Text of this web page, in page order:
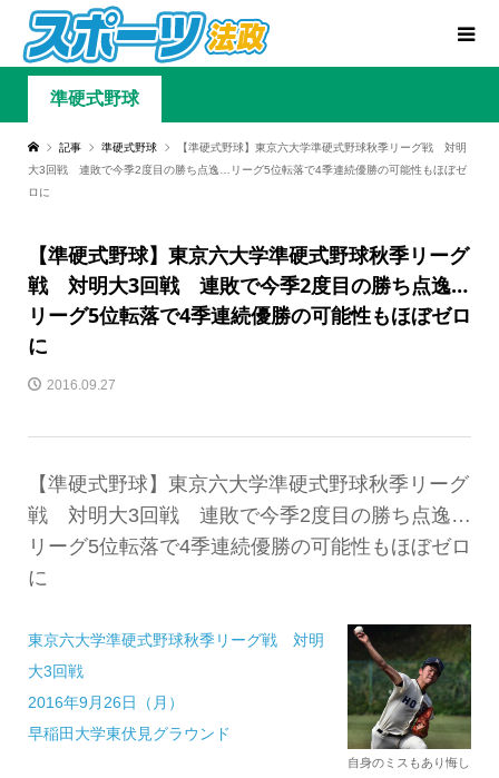
準硬式野球
記事 準硬式野球
【準硬式野球】東京六大学準硬式野球秋季リーグ戦 対明
大3回戦 連敗で今季2度目の勝ち点逸…リーグ5位転落で4季連続優勝の可能性もほぼゼ
ロに
【準硬式野球】東京六大学準硬式野球秋季リーグ
戦 対明大3回戦 連敗で今季2度目の勝ち点逸…
リーグ5位転落で4季連続優勝の可能性もほぼゼロ
に
2016.09.27
【準硬式野球】東京六大学準硬式野球秋季リーグ
戦 対明大3回戦 連敗で今季2度目の勝ち点逸…
リーグ5位転落で4季連続優勝の可能性もほぼゼロ
に
東京六大学準硬式野球秋季リーグ戦 対明
大3回戦
2016年9月26日（月）
早稲田大学東伏見グラウンド
自身のミスもあり悔し